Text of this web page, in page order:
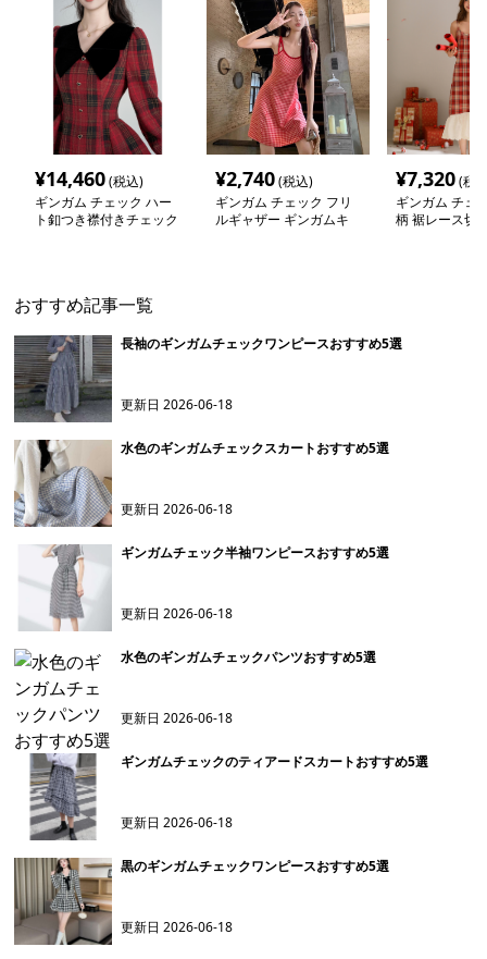
¥14,460(税込)
ギンガム チェック ハー
ト釦つき襟付きチェック
¥2,740(税込)
ギンガム チェック フリ
ルギャザー ギンガムキ
¥7,320(税
ギンガム チェ
柄 裾レース切
おすすめ記事一覧
長袖のギンガムチェックワンピースおすすめ5選
更新日2026-06-18
水色のギンガムチェックスカートおすすめ5選
更新日2026-06-18
ギンガムチェック半袖ワンピースおすすめ5選
更新日2026-06-18
水色のギンガムチェックパンツおすすめ5選
更新日2026-06-18
ギンガムチェックのティアードスカートおすすめ5選
更新日2026-06-18
黒のギンガムチェックワンピースおすすめ5選
更新日2026-06-18